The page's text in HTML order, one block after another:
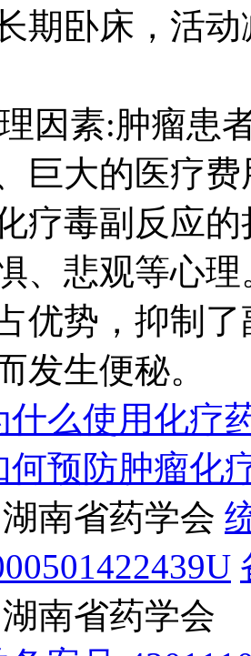
期卧床，活
素:肿瘤患者
巨大的医疗
疗毒副反应
、悲观等心
优势，抑制
发生便秘。
什么使用化疗
何预防肿瘤化
南省药学会
南省药学会